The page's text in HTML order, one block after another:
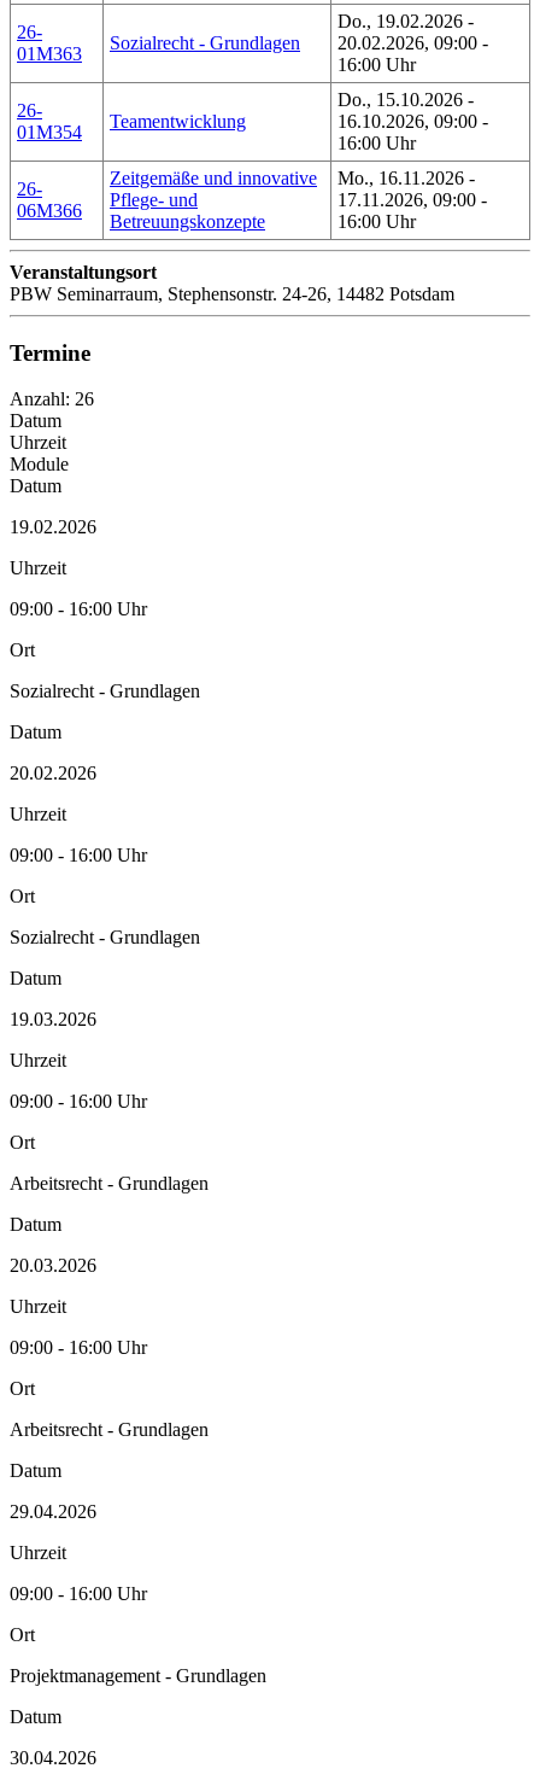
26-
01M363
Sozialrecht - Grundlagen
Do., 19.02.2026 -
20.02.2026, 09:00 -
16:00 Uhr
26-
01M354
Teamentwicklung
Do., 15.10.2026 -
16.10.2026, 09:00 -
16:00 Uhr
26-
06M366
Zeitgemäße und innovative
Pflege- und
Betreuungskonzepte
Mo., 16.11.2026 -
17.11.2026, 09:00 -
16:00 Uhr
Veranstaltungsort
PBW Seminarraum, Stephensonstr. 24-26, 14482 Potsdam
Termine
Anzahl: 26
Datum
Uhrzeit
Module
Datum
19.02.2026
Uhrzeit
09:00 - 16:00 Uhr
Ort
Sozialrecht - Grundlagen
Datum
20.02.2026
Uhrzeit
09:00 - 16:00 Uhr
Ort
Sozialrecht - Grundlagen
Datum
19.03.2026
Uhrzeit
09:00 - 16:00 Uhr
Ort
Arbeitsrecht - Grundlagen
Datum
20.03.2026
Uhrzeit
09:00 - 16:00 Uhr
Ort
Arbeitsrecht - Grundlagen
Datum
29.04.2026
Uhrzeit
09:00 - 16:00 Uhr
Ort
Projektmanagement - Grundlagen
Datum
30.04.2026